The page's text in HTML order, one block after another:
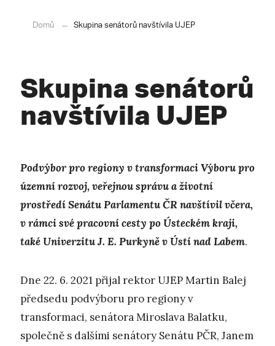
Domů Skupina senátorů navštívila UJEP
Skupina senátorů
navštívila UJEP
Podvýbor pro regiony v transformaci Výboru pro
územní rozvoj, veřejnou správu a životní
prostředí Senátu Parlamentu ČR navštívil včera,
v rámci své pracovní cesty po Ústeckém kraji,
také Univerzitu J. E. Purkyně v Ústí nad Labem.
Dne 22. 6. 2021 přijal rektor UJEP Martin Balej
předsedu podvýboru pro regiony v
transformaci, senátora Miroslava Balatku,
společně s dalšími senátory Senátu PČR, Janem